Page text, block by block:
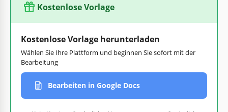
Kostenlose Vorlage
Kostenlose Vorlage herunterladen
Wählen Sie Ihre Plattform und beginnen Sie sofort mit der
Bearbeitung
Bearbeiten in Google Docs